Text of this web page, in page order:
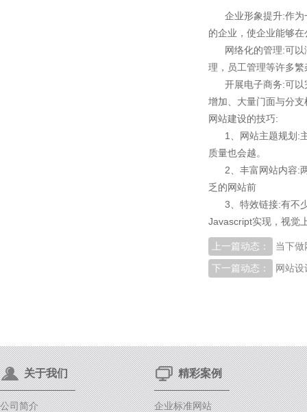
企业形象提升:作
的企业，使企业能够
网络化的管理:可
理，员工管理等许多
开展电子商务:可
增加、大量门面与分
网站建设的技巧:
1、网站主题规划:
质量也会越。
2、丰富网站内容:
乏的网站前
3、特效链接:有不
Javascript实现，视觉
上一篇动态：
当下
下一篇动态：
网站
关于我们
公司简介
精彩案例
企业标准网站